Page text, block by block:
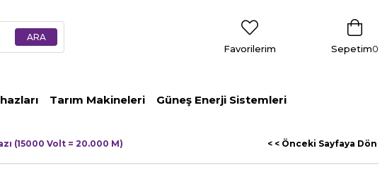
Sepetim0
Favorilerim
Tarım Makineleri Güneş Enerji Sistemleri
(15000 Volt = 20.000 M) < < Önceki Sayfaya Dön